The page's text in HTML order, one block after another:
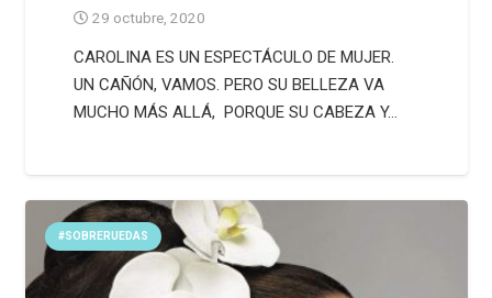
29 octubre, 2020
CAROLINA ES UN ESPECTÁCULO DE MUJER.
UN CAÑÓN, VAMOS. PERO SU BELLEZA VA
MUCHO MÁS ALLÁ, PORQUE SU CABEZA Y…
#SOBRERUEDAS